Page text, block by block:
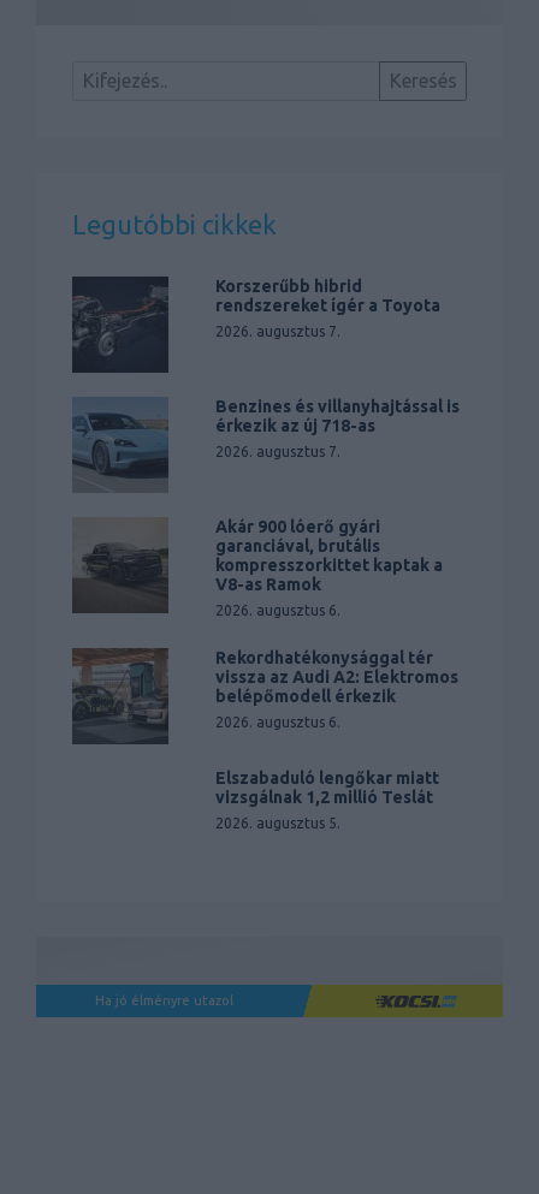
Legutóbbi cikkek
Korszerűbb hibrid
rendszereket ígér a Toyota
2026. augusztus 7.
Benzines és villanyhajtással is
érkezik az új 718-as
2026. augusztus 7.
Akár 900 lóerő gyári
garanciával, brutális
kompresszorkittet kaptak a
V8-as Ramok
2026. augusztus 6.
Rekordhatékonysággal tér
vissza az Audi A2: Elektromos
belépőmodell érkezik
2026. augusztus 6.
Elszabaduló lengőkar miatt
vizsgálnak 1,2 millió Teslát
2026. augusztus 5.
Ha jó élményre utazol